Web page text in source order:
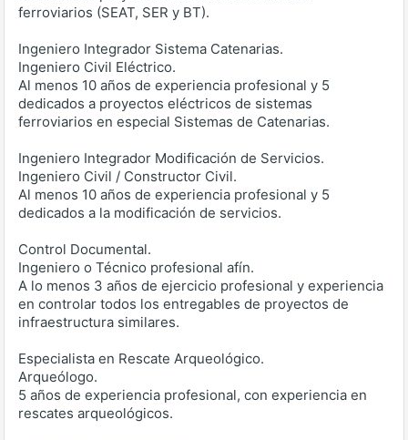
ferroviarios (SEAT, SER y BT).
Ingeniero Integrador Sistema Catenarias.
Ingeniero Civil Eléctrico.
Al menos 10 años de experiencia profesional y 5
dedicados a proyectos eléctricos de sistemas
ferroviarios en especial Sistemas de Catenarias.
Ingeniero Integrador Modificación de Servicios.
Ingeniero Civil / Constructor Civil.
Al menos 10 años de experiencia profesional y 5
dedicados a la modificación de servicios.
Control Documental.
Ingeniero o Técnico profesional afín.
A lo menos 3 años de ejercicio profesional y experiencia
en controlar todos los entregables de proyectos de
infraestructura similares.
Especialista en Rescate Arqueológico.
Arqueólogo.
5 años de experiencia profesional, con experiencia en
rescates arqueológicos.